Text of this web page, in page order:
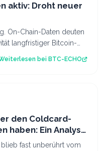
aktiv: Droht neuer
On-Chain-Daten deuten
langfristiger Bitcoin-
bei BTC-ECHO
den Coldcard-
haben: Ein Analyst
fast unberührt vom